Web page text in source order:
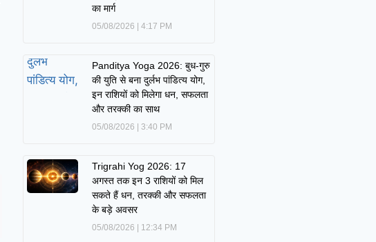
का मार्ग
05/08/2026 4:17 PM
Panditya Yoga 2026: बुध-गुरु
की युति से बना दुर्लभ पांडित्य योग,
इन राशियों को मिलेगा धन, सफलता
और तरक्की का साथ
05/08/2026 3:40 PM
Trigrahi Yog 2026: 17
अगस्त तक इन 3 राशियों को मिल
सकते हैं धन, तरक्की और सफलता
के बड़े अवसर
05/08/2026 12:34 PM